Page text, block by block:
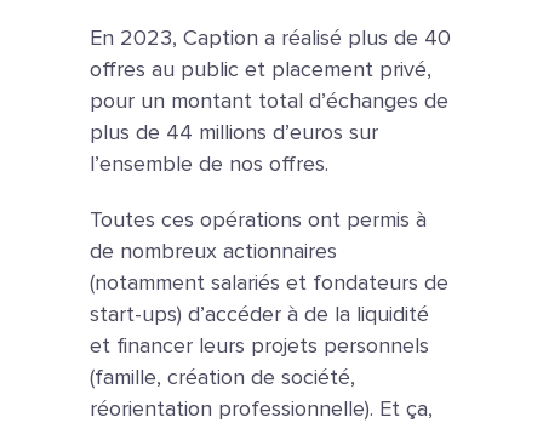
En 2023, Caption a réalisé plus de 40
offres au public et placement privé,
pour un montant total d’échanges de
plus de 44 millions d’euros sur
l’ensemble de nos offres.
Toutes ces opérations ont permis à
de nombreux actionnaires
(notamment salariés et fondateurs de
start-ups) d’accéder à de la liquidité
et financer leurs projets personnels
(famille, création de société,
réorientation professionnelle). Et ça,